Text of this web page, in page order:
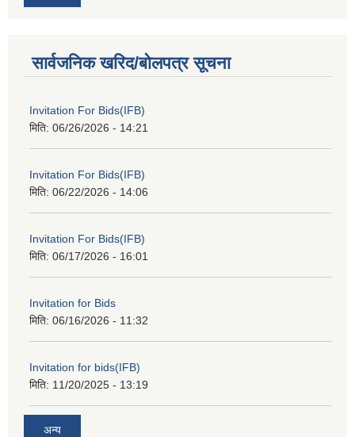
सार्वजनिक खरिद/बोलपत्र सूचना
Invitation For Bids(IFB)
मिति: 06/26/2026 - 14:21
Invitation For Bids(IFB)
मिति: 06/22/2026 - 14:06
Invitation For Bids(IFB)
मिति: 06/17/2026 - 16:01
Invitation for Bids
मिति: 06/16/2026 - 11:32
Invitation for bids(IFB)
मिति: 11/20/2025 - 13:19
अन्य